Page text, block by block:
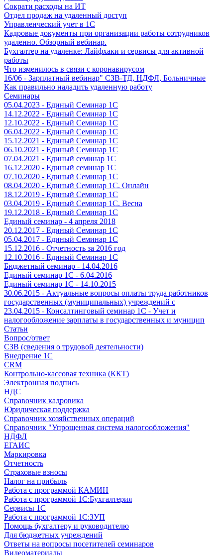
Сократи расходы на ИТ
Отдел продаж на удаленный доступ
Управленческий учет в 1С
Кадровые документы при организации работы сотрудников
удаленно. Обзорный вебинар.
Бухгалтер на удаленке: Лайфхаки и сервисы для активной
работы
Что изменилось в связи с коронавирусом
16/06 - Зарплатный вебинар" СЗВ-ТД, НДФЛ, Больничные
Как правильно наладить удаленную работу
Семинары
05.04.2023 - Единый Семинар 1С
14.12.2022 - Единый Семинар 1С
12.10.2022 - Единый Семинар 1С
06.04.2022 - Единый Семинар 1С
15.12.2021 - Единый Семинар 1С
06.10.2021 - Единый Семинар 1С
07.04.2021 - Единый семинар 1С
16.12.2020 - Единый семинар 1С
07.10.2020 - Единый Семинар 1С
08.04.2020 - Единый Семинар 1С. Онлайн
18.12.2019 - Единый Семинар 1С
03.04.2019 - Единый Семинар 1С. Весна
19.12.2018 - Единый Семинар 1С
Единый семинар - 4 апреля 2018
20.12.2017 - Единый Семинар 1С
05.04.2017 - Единый Семинар 1С
15.12.2016 - Отчетность за 2016 год
12.10.2016 - Единый Семинар 1С
Бюджетный семинар - 14.04.2016
Единый семинар 1С - 6.04.2016
Единый семинар 1С - 14.10.2015
30.06.2015 - Актуальные вопросы оплаты труда работников
государственных (муниципальных) учреждений с
23.04.2015 - Консалтинговый семинар 1С - Учет и
налогообложение зарплаты в государственных и муницип
Статьи
Вопрос/ответ
СЗВ (сведения о трудовой деятельности)
Внедрение 1С
CRM
Контрольно-кассовая техника (ККТ)
Электронная подпись
НДС
Справочник кадровика
Юридическая поддержка
Справочник хозяйственных операций
Справочник "Упрощенная система налогообложения"
НДФЛ
ЕГАИС
Маркировка
Отчетность
Страховые взносы
Налог на прибыль
Работа с программой КАМИН
Работа с программой 1С:Бухгалтерия
Сервисы 1С
Работа с программой 1С:ЗУП
Помощь бухгалтеру и руководителю
Для бюджетных учреждений
Ответы на вопросы посетителей семинаров
Видеоматериалы